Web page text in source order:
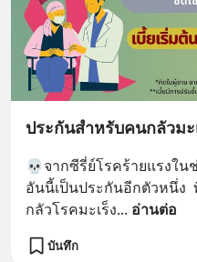
ประกันสำหรับคนกลัวมะ
💀จากซีรี่ย์โรคร้ายแรงใน
อันนี้เป็นประกันอีกตัวหนึ่ง
กลัวโรคมะเร็ง... อ่านต่อ
บันทึก